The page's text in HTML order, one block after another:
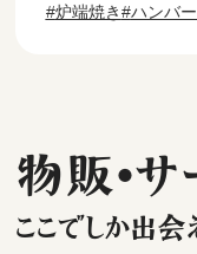
炉端焼き
ハンバ
物販・サ
ここでしか出会